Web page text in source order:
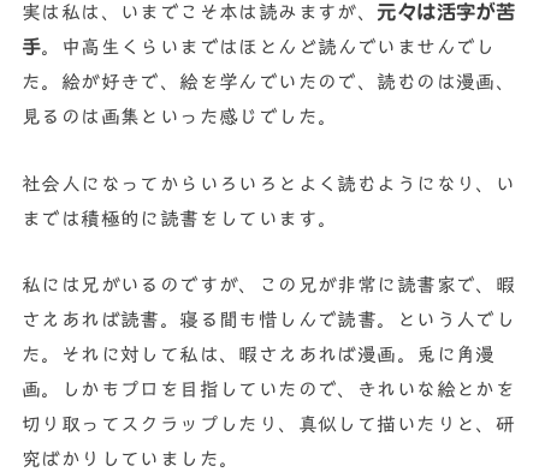
実は私は、いまでこそ本は読みますが、元々は活字が苦
手。中高生くらいまではほとんど読んでいませんでし
た。絵が好きで、絵を学んでいたので、読むのは漫画、
見るのは画集といった感じでした。
社会人になってからいろいろとよく読むようになり、い
までは積極的に読書をしています。
私には兄がいるのですが、この兄が非常に読書家で、暇
さえあれば読書。寝る間も惜しんで読書。という人でし
た。それに対して私は、暇さえあれば漫画。兎に角漫
画。しかもプロを目指していたので、きれいな絵とかを
切り取ってスクラップしたり、真似して描いたりと、研
究ばかりしていました。